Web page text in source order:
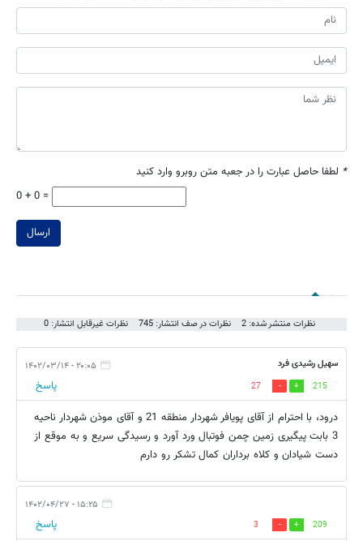
* لطفا حاصل عبارت را در جعبه متن روبرو وارد کنید
0 + 0 =
ارسال
نظرات
نظرات منتشر شده: 2 نظرات در صف انتشار: 745 نظرات غیرقابل انتشار: 0
سهیل رشیدی فرد ۲۰:۰۵ - ۱۴۰۲/۰۳/۱۴
215
27
پاسخ
درود، با احترام از آقای پویافر شهردار منطقه 21 و آقای موذن شهردار ناحیه
3 بابت پیگیری زمین چمن فوتبال ورد آورد و رسیدگی سریع و به موقع از
دست شیادان و کلاه برداران کمال تشکر رو دارم
۱۵:۲۵ - ۱۴۰۲/۰۴/۲۷
209
3
پاسخ